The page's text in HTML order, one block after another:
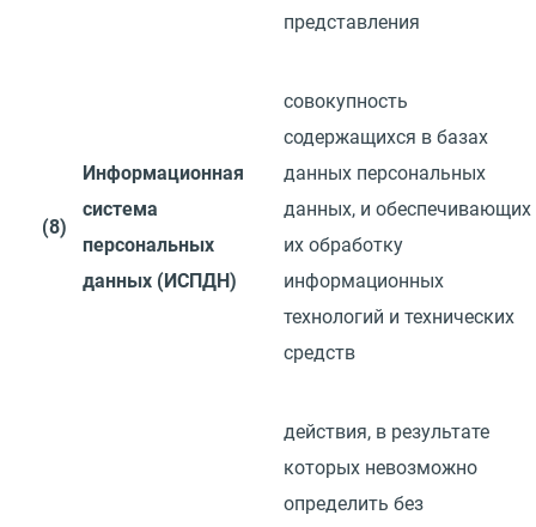
представления
(8)
Информационная
система
персональных
данных (ИСПДН)
совокупность
содержащихся в базах
данных персональных
данных, и обеспечивающих
их обработку
информационных
технологий и технических
средств
действия, в результате
которых невозможно
определить без